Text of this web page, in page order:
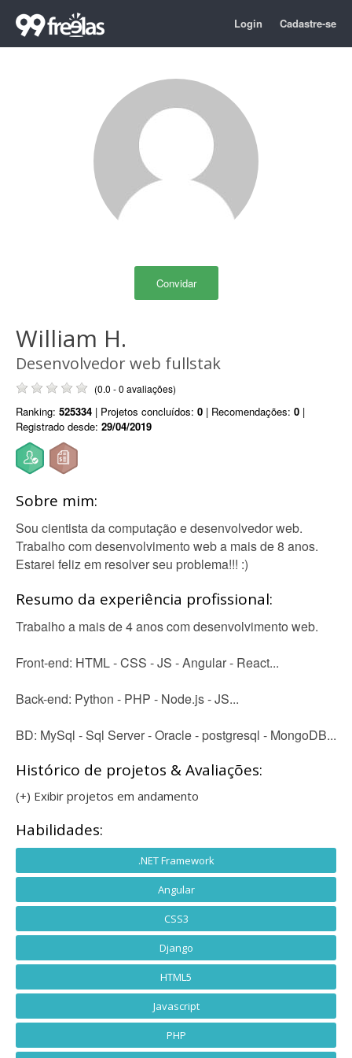
Login Cadastre-se
Convidar
William H.
Desenvolvedor web fullstak
(0.0 - 0 avaliações)
Ranking: 525334 | Projetos concluídos: 0 | Recomendações: 0 |
Registrado desde: 29/04/2019
Sobre mim:
Sou cientista da computação e desenvolvedor web.
Trabalho com desenvolvimento web a mais de 8 anos.
Estarei feliz em resolver seu problema!!! :)
Resumo da experiência profissional:
Trabalho a mais de 4 anos com desenvolvimento web.
Front-end: HTML - CSS - JS - Angular - React...
Back-end: Python - PHP - Node.js - JS...
BD: MySql - Sql Server - Oracle - postgresql - MongoDB...
Histórico de projetos & Avaliações:
(+) Exibir projetos em andamento
Habilidades:
.NET Framework
Angular
CSS3
Django
HTML5
Javascript
PHP